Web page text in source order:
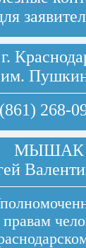
г.
268-
МЫШАК